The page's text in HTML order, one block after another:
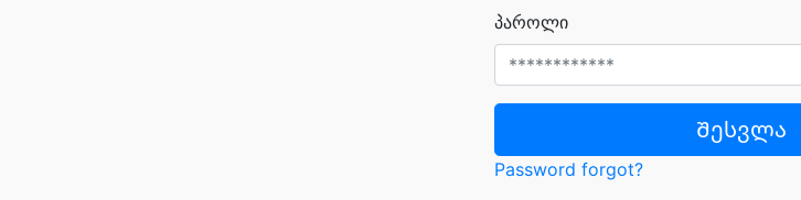
პაროლი
Შესვლა
Password forgot?